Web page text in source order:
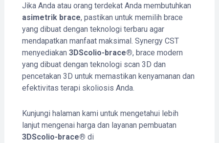
Jika Anda atau orang terdekat Anda membutuhkan
asimetrik brace, pastikan untuk memilih brace
yang dibuat dengan teknologi terbaru agar
mendapatkan manfaat maksimal. Synergy CST
menyediakan 3DScolio-brace®, brace modern
yang dibuat dengan teknologi scan 3D dan
pencetakan 3D untuk memastikan kenyamanan dan
efektivitas terapi skoliosis Anda.
Kunjungi halaman kami untuk mengetahui lebih
lanjut mengenai harga dan layanan pembuatan
3DScolio-brace® di